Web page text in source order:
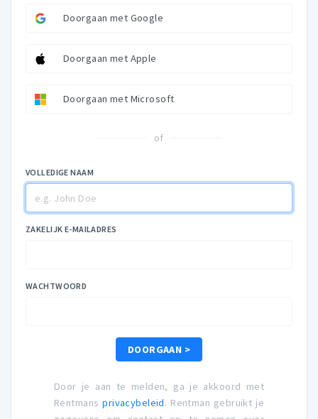
Doorgaan met Google
Doorgaan met Apple
Doorgaan met Microsoft
of
VOLLEDIGE NAAM
ZAKELIJK E-MAILADRES
WACHTWOORD
DOORGAAN >
Door je aan te melden, ga je akkoord met
Rentmansprivacybeleid. Rentman gebruikt je